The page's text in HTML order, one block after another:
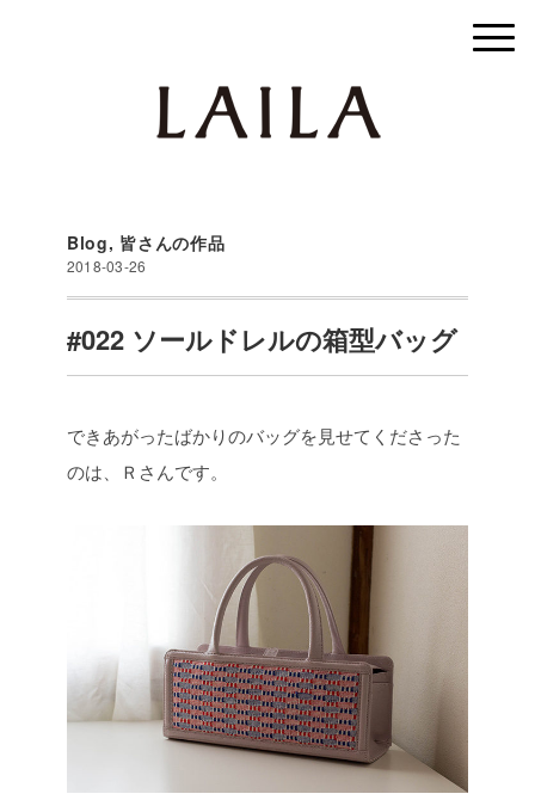
Blog, 皆さんの作品
2018-03-26
#022 ソールドレルの箱型バッグ
できあがったばかりのバッグを見せてくださった
のは、Ｒさんです。